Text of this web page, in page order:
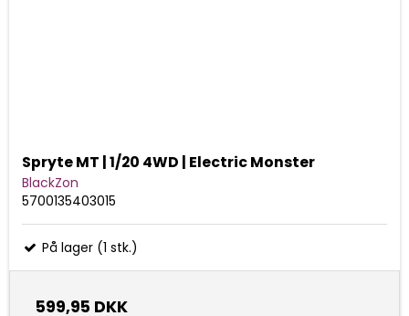
Spryte MT | 1/20 4WD | Electric Monster
BlackZon
5700135403015
På lager (1 stk.)
599,95 DKK